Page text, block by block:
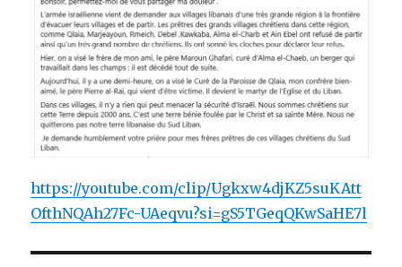
https://youtube.com/clip/Ugkxw4djKZ5suKAtt
OfthNQAh27Fc-UAeqvu?si=gS5TGeqQKwSaHE7l